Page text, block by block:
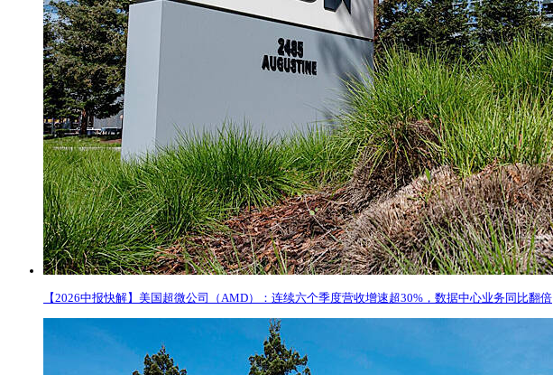
【2026中报快解】美国超微公司（AMD）：连续六个季度营收增速超30%，数据中心业务同比翻倍